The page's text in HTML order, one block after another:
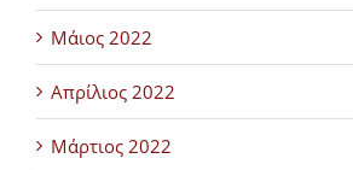
Μάιος 2022
Απρίλιος 2022
Μάρτιος 2022